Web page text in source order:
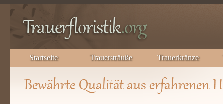
Startseite Trauersträuße Trauerkränze